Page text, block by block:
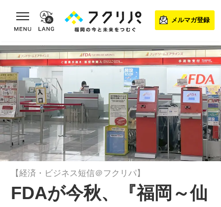
toggle navigation
メルマガ登録
【経済・ビジネス短信＠フクリパ】
FDAが今秋、『福岡～仙